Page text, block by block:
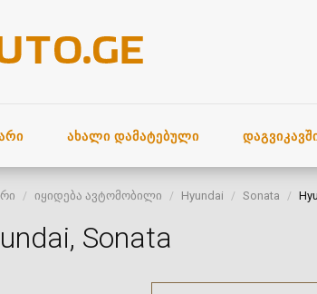
ᲐᲮᲐᲚᲘ ᲓᲐᲛᲐᲢᲔᲑᲣᲚᲘ
იყიდება ავტომობილი Hyundai Sonata
Sonata